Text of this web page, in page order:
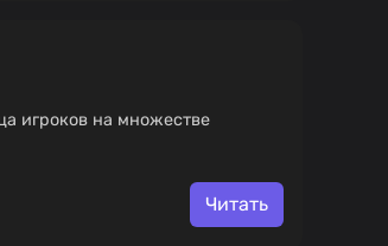
игроков на множестве
Читать